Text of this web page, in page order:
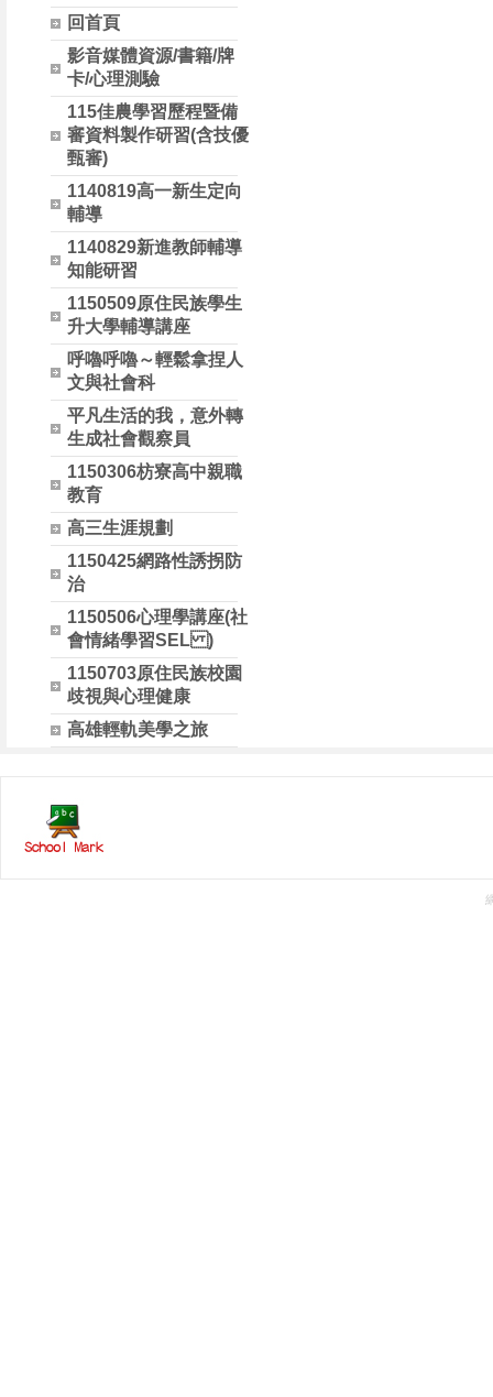
回首頁
影音媒體資源/書籍/牌
卡/心理測驗
115佳農學習歷程暨備
審資料製作研習(含技優
甄審)
1140819高一新生定向
輔導
1140829新進教師輔導
知能研習
1150509原住民族學生
升大學輔導講座
呼嚕呼嚕～輕鬆拿捏人
文與社會科
平凡生活的我，意外轉
生成社會觀察員
1150306枋寮高中親職
教育
高三生涯規劃
1150425網路性誘拐防
治
1150506心理學講座(社
會情緒學習SEL )
1150703原住民族校園
歧視與心理健康
高雄輕軌美學之旅